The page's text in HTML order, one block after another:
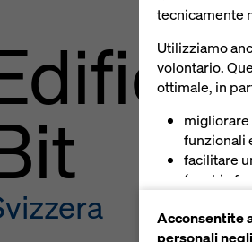
tecnicamente
Utilizziamo
volontario.
ottimale, in
funzionali
facilitare
(cookie
(cookie di
Acconsentite
personali